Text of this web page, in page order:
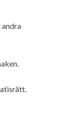
andra